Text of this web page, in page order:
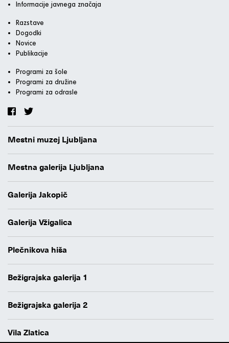
Informacije javnega značaja
Razstave
Dogodki
Novice
Publikacije
Programi za šole
Programi za družine
Programi za odrasle
Mestni muzej Ljubljana
Mestna galerija Ljubljana
Galerija Jakopič
Galerija Vžigalica
Plečnikova hiša
Bežigrajska galerija 1
Bežigrajska galerija 2
Vila Zlatica